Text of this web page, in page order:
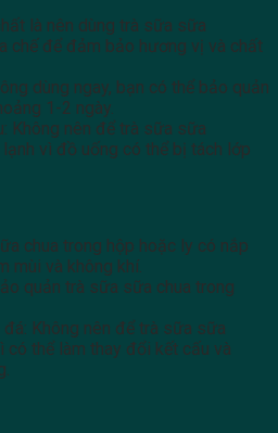
là nên dùng trà sữa sữa
chế để đảm bảo hương vị và chất
dùng ngay, bạn có thể bảo quản
1-2 ngày.
Không nên để trà sữa sữa
vì đồ uống có thể bị tách lớp
chua trong hộp hoặc ly có nắp
mùi và không khí.
quản trà sữa sữa chua trong
Không nên để trà sữa sữa
có thể làm thay đổi kết cấu và